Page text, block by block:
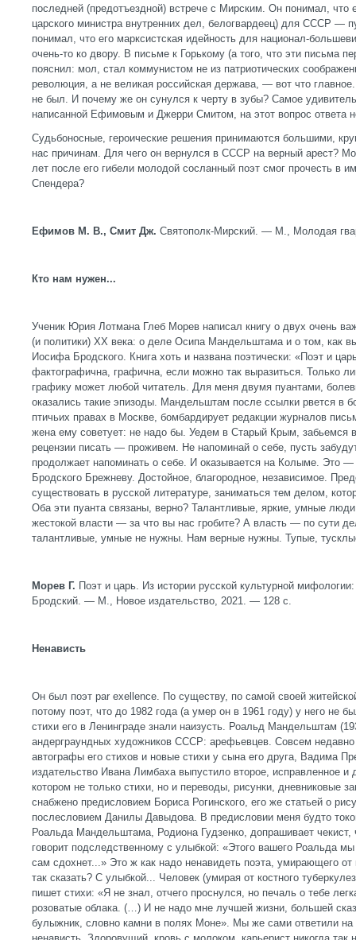
последней (предотъездной) встрече с Мирским. Он понимал, что
царского министра внутренних дел, белогвардеец) для СССР —
понимал, что его марксистская идейность для национал-
очень-то ко двору. В письме к Горькому (а того, что эти письма
пояснил: мол, стал коммунистом не из патриотических
революция, а не великая российская держава, — вот что
не был. И почему же он сунулся к черту в зубы? Самое
написанной Ефимовым и Джерри Смитом, на этот вопрос ответа
Судьбоносные, героические решения принимаются большими,
нас причинам. Для чего он вернулся в СССР на верный арест?
лет после его гибели молодой сосланный поэт смог прочесть в
Спендера?
Ефимов М. В., Смит Дж. Святополк-Мирский. — М., Молодая
Кто нам нужен...
Ученик Юрия Лотмана Глеб Морев написал книгу о двух очень
(и политики) ХХ века: о деле Осипа Мандельштама и о том, как
Иосифа Бродского. Книга хоть и названа поэтически: «Поэт и
фактографична, графична, если можно так выразиться. Только
графику может любой читатель. Для меня двумя пуантами,
оказались такие эпизоды. Мандельштам после ссылки рвется в
птичьих правах в Москве, бомбардирует редакции журналов
жена ему советует: не надо бы. Уедем в Старый Крым, забьемся
рецензии писать — проживем. Не напоминай о себе, пусть
продолжает напоминать о себе. И оказывается на Колыме. Это
Бродского Брежневу. Достойное, благородное, независимое.
существовать в русской литературе, заниматься тем делом,
Оба эти пуанта связаны, верно? Талантливые, яркие, умные
жестокой власти — за что вы нас гробите? А власть — по сути
талантливые, умные не нужны. Нам верные нужны. Тупые,
Морев Г. Поэт и царь. Из истории русской культурной
Бродский. — М., Новое издательство, 2021. — 128 с.
Ненависть
Он был поэт par exellence. По существу, по самой своей
потому поэт, что до 1982 года (а умер он в 1961 году) у него не
стихи его в Ленинграде знали наизусть. Роальд Мандельштам
андерграундных художников СССР: арефьевцев. Совсем недавно
автографы его стихов и новые стихи у сына его друга, Вадима
издательство Ивана Лимбаха выпустило второе, исправленное и
котором не только стихи, но и переводы, рисунки, дневниковые
снабжено предисловием Бориса Рогинского, его же статьей о
послесловием Данилы Давыдова. В предисловии меня будто
Роальда Мандельштама, Родиона Гудзенко, допрашивает
говорит подследственному с улыбкой: «Этого вашего Роальда
сам сдохнет...» Это ж как надо ненавидеть поэта, умирающего от
так сказать? С улыбкой... Человек (умирая от костного
пишет стихи: «Я не знал, отчего проснулся, но печаль о тебе
розоватые облака. (…) И не надо мне лучшей жизни, большей
булыжник, словно камни в полях Моне». Мы же сами ответили на